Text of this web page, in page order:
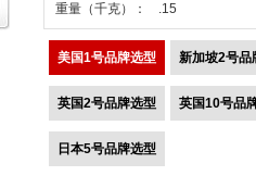
重量（千克）：
.15
美国1号品牌选型 新加坡2号品
英国2号品牌选型 英国10号品
日本5号品牌选型